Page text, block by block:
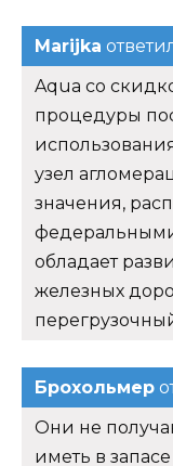
Marijka
Aqua со
процедуры
узел
значения,
обладает
железных
Брохольмер
Они не
иметь в